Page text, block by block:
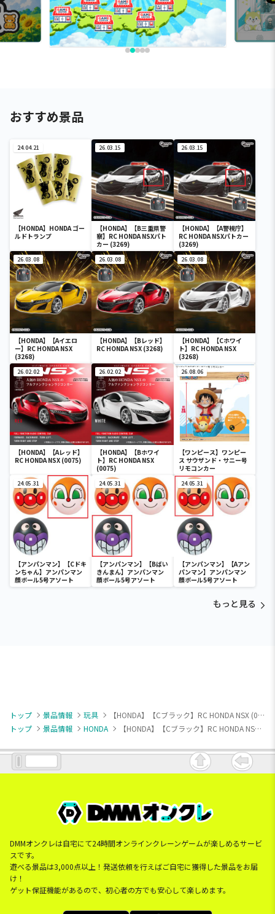
おすすめ景品
24.04.21
【HONDA】HONDA ゴー
ルドトランプ
26.03.15
【HONDA】【B三重県警
察】RC HONDA NSXパト
カー (3269)
26.03.15
【HONDA】【A警視庁】
RC HONDA NSXパトカー
(3269)
26.03.08
【HONDA】【Aイエロ
ー】RC HONDA NSX
(3268)
26.03.08
【HONDA】【Bレッド】
RC HONDA NSX (3268)
26.03.08
【HONDA】【Cホワイ
ト】RC HONDA NSX
(3268)
26.02.02
【HONDA】【Aレッド】
RC HONDA NSX (0075)
26.02.02
【HONDA】【Bホワイ
ト】RC HONDA NSX
(0075)
26.08.06
【ワンピース】ワンピー
ス サウザンド・サニー号
リモコンカー
24.05.31
【アンパンマン】【Cドキ
ンちゃん】アンパンマン
顔ボール5号アソート
24.05.31
【アンパンマン】【Bばい
きんまん】アンパンマン
顔ボール5号アソート
24.05.31
【アンパンマン】【Aアン
パンマン】アンパンマン
顔ボール5号アソート
もっと見る
トップ 景品情報 玩具
【HONDA】【Cブラック】RC HONDA NSX (0075)
トップ
景品情報 HONDA 【HONDA】【Cブラック】RC HONDA NSX (0075)
DMMオンクレは自宅にて24時間オンラインクレーンゲームが楽しめるサービ
スです。
遊べる景品は3,000点以上！発送依頼を行えばご自宅に獲得した景品をお届
け！
ゲット保証機能があるので、初心者の方でも安心して楽しめます。